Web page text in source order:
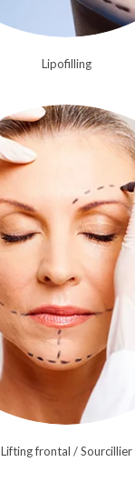
Lipofilling
Lifting frontal / Sourcillier